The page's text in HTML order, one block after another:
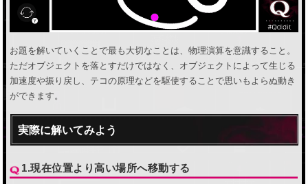
お題を解いていくことで最も大切なことは、物理演算を意識すること。
ただオブジェクトを落とすだけではなく、オブジェクトによって生じる
加速度や振り戻し、テコの原理などを駆使することで思いもよらぬ動き
ができます。
実際に解いてみよう
1.現在位置より高い場所へ移動する